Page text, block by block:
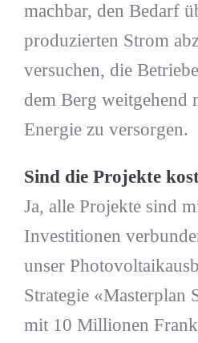
machbar, den Bedarf
produzierten Strom
versuchen, die
dem Berg weitgehend
Energie zu versorgen.
Sind die Projekte
Ja, alle Projekte sind
Investitionen
unser
Strategie «Masterplan
mit 10 Millionen